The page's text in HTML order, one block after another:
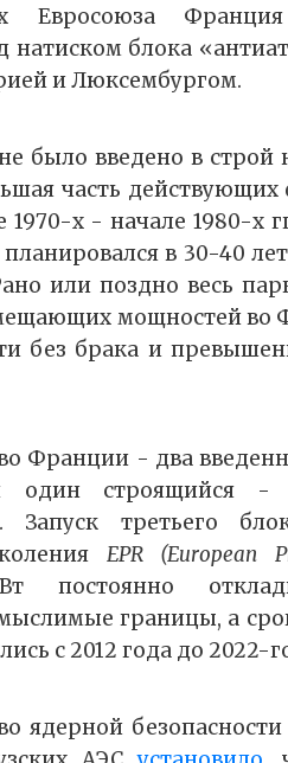
Евросоюза
блока
и Люксембургом.
было введено в строй
часть
х - начале 1980-х
в 30-40
или поздно весь
мощностей во
без брака и
Франции - два
один строящийся -
Запуск третьего
EPR (European
постоянно
границы, а
с 2012 года до 2022-
ядерной